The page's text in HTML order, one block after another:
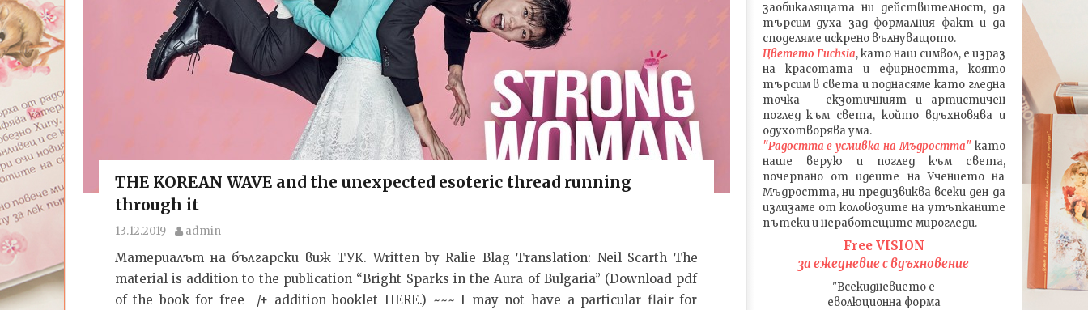
THE KOREAN WAVE and the unexpected esoteric thread running
through it
13.12.2019 admin
Материалът на български виж ТУК. Written by Ralie Blag Translation: Neil Scarth The
material is addition to the publication “Bright Sparks in the Aura of Bulgaria” (Download pdf
of the book for free /+ addition booklet HERE.) ~~~ I may not have a particular flair for
заобикалящата ни действителност, да
търсим духа зад формалния факт и да
споделяме искрено вълнуващото.
Цветето Fuchsia, като наш символ, е израз
на красотата и ефирността, която
търсим в света и поднасяме като гледна
точка – екзотичният и артистичен
поглед към света, който вдъхновява и
одухотворява ума.
"Радостта е усмивка на Мъдростта"като
наше верую и поглед към света,
почерпано от идеите на Учението на
Мъдростта,ни предизвиква всеки ден да
излизаме от коловозите на утъпканите
пътеки и неработещите мирогледи.
Free VISION
за ежедневие с вдъхновение
"Всекидневието е
еволюционна форма